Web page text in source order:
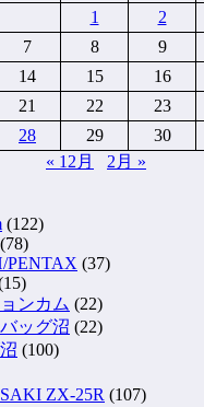
1
2
7 8 9
14 15 16
21 22 23
28 29 30
« 12月
2月 »
(122)
(78)
PENTAX (37)
ンカム (22)
ッグ沼 (22)
(100)
ZX-25R (107)